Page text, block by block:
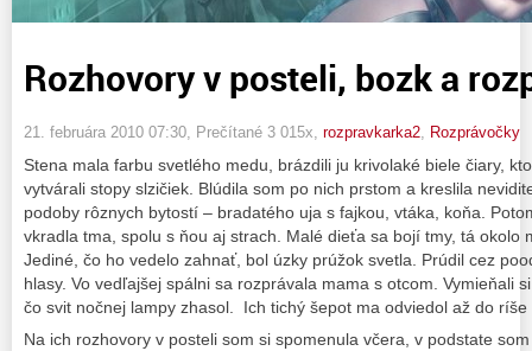
Rozhovory v posteli, bozk a
21. februára 2010 07:30 , Prečítané 3 015x, rozpravkarka2 Rozprávočky
Stena mala farbu svetlého medu, brázdili ju krivolaké biele čiary,
vytvárali stopy slzičiek. Blúdila som po nich prstom a kreslila
podoby rôznych bytostí – bradatého uja s fajkou, vtáka, koňa.
vkradla tma, spolu s ňou aj strach. Malé dieťa sa bojí tmy, tá okolo
Jediné, čo ho vedelo zahnať, bol úzky prúžok svetla. Prúdil cez
hlasy. Vo vedľajšej spálni sa rozprávala mama s otcom. Vymieňali
čo svit nočnej lampy zhasol. Ich tichý šepot ma odviedol až do ríše
Na ich rozhovory v posteli som si spomenula včera, v podstate